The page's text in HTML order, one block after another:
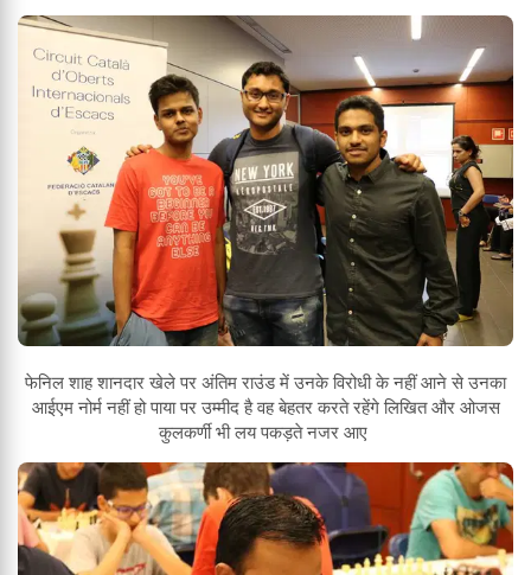
फेनिल शाह शानदार खेले पर अंतिम राउंड में उनके विरोधी के नहीं आने से उनका
आईएम नोर्म नहीं हो पाया पर उम्मीद है वह बेहतर करते रहेंगे लिखित और ओजस
कुलकर्णी भी लय पकड़ते नजर आए